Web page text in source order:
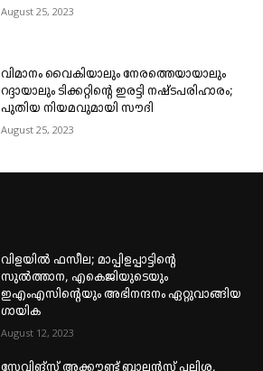
August 25, 2023
വിമാനം വൈകിയാലും നേരത്തെയായാലും
റദ്ദായാലും ടിക്കറ്റിന്റെ ഇരട്ടി നഷ്ടപരിഹാരം;
പുതിയ നിയമവുമായി സൗദി
August 25, 2023
വിളയിൽ ഫസീല; മാപ്പിളപ്പാട്ടിന്റെ
സുൽത്താന, എകെജിയുടെയും
ഇഎംഎസിന്റെയും അഭിനന്ദനം ഏറ്റുവാങ്ങിയ
ഗായിക
August 12, 2023
സേവിങ്സ് അക്കൗണ്ട് ബാലൻസ് പലിശ,